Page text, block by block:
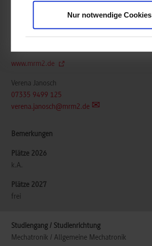
Nur notwendige Cookies
mrm² automatisierungstechnik gmbh
www.mrm2.de
Verena Janosch
07335 9499 125
verena.janosch@mrm2.de
k.A.
frei
Mechatronik / Allgemeine Mechatronik